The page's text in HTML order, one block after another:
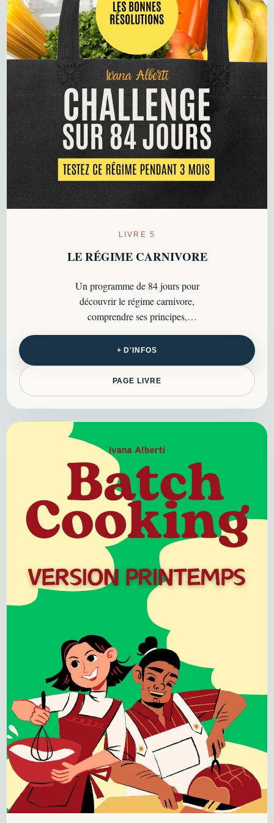
LIVRE 5
LE RÉGIME CARNIVORE
Un programme de 84 jours pour
découvrir le régime carnivore,
comprendre ses principes,
organiser ses repas et tester cette
approche de façon structurée…
+ D'INFOS
PAGE LIVRE